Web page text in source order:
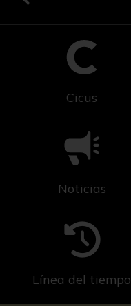
Cicus
Noticias
Línea del tiempo